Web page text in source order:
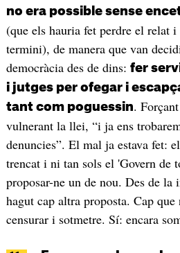
no era possible sense
(que els hauria fet perdre el relat
termini), de manera que van
democràcia des de dins: fer
i jutges per ofegar i
tant com poguessin.
vulnerant la llei, “i ja ens
denuncies”. El mal ja estava fet:
trencat i ni tan sols el 'Govern de
proposar-ne un de nou. Des de la
hagut cap altra proposta. Cap
censurar i sotmetre. Sí: encara